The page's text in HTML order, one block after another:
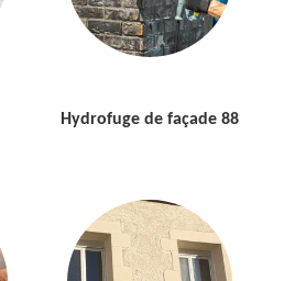
Hydrofuge de façade 88